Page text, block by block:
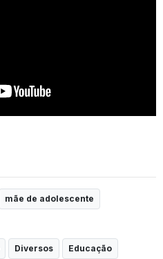
mãe de adolescente
Diversos Educação